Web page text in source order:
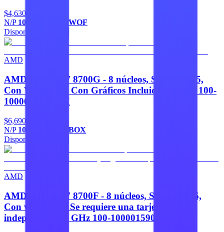
$4,630
N/P 100-100000593WOF
Disponible
AMD
AMD RYZEN 7 8700G - 8 núcleos, Socket AM5,
Con Ventilador, Con Gráficos Incluidos 16 MB 100-
100001236BOX
$6,690
N/P 100-100001236BOX
Disponible
AMD
AMD RYZEN 7 8700F - 8 núcleos, Socket AM5,
Con ventilador, Se requiere una tarjeta gráfica
independiente 5 GHz 100-100001590BOX